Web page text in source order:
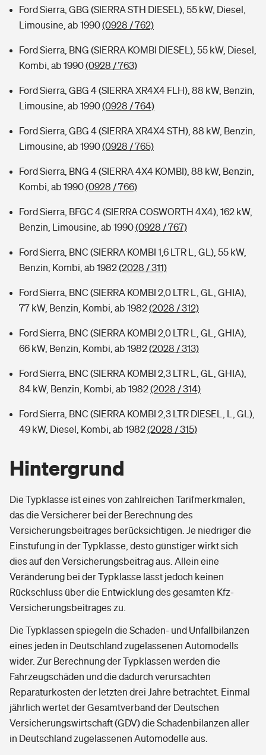
Ford Sierra, GBG (SIERRA STH DIESEL), 55 kW, Diesel,
Limousine, ab 1990(0928 / 762)
Ford Sierra, BNG (SIERRA KOMBI DIESEL), 55 kW, Diesel,
Kombi, ab 1990(0928 / 763)
Ford Sierra, GBG 4 (SIERRA XR4X4 FLH), 88 kW, Benzin,
Limousine, ab 1990(0928 / 764)
Ford Sierra, GBG 4 (SIERRA XR4X4 STH), 88 kW, Benzin,
Limousine, ab 1990(0928 / 765)
Ford Sierra, BNG 4 (SIERRA 4X4 KOMBI), 88 kW, Benzin,
Kombi, ab 1990(0928 / 766)
Ford Sierra, BFGC 4 (SIERRA COSWORTH 4X4), 162 kW,
Benzin, Limousine, ab 1990(0928 / 767)
Ford Sierra, BNC (SIERRA KOMBI 1,6 LTR L, GL), 55 kW,
Benzin, Kombi, ab 1982(2028 / 311)
Ford Sierra, BNC (SIERRA KOMBI 2,0 LTR L, GL, GHIA),
77 kW, Benzin, Kombi, ab 1982(2028 / 312)
Ford Sierra, BNC (SIERRA KOMBI 2,0 LTR L, GL, GHIA),
66 kW, Benzin, Kombi, ab 1982(2028 / 313)
Ford Sierra, BNC (SIERRA KOMBI 2,3 LTR L, GL, GHIA),
84 kW, Benzin, Kombi, ab 1982(2028 / 314)
Ford Sierra, BNC (SIERRA KOMBI 2,3 LTR DIESEL, L, GL),
49 kW, Diesel, Kombi, ab 1982(2028 / 315)
Hintergrund
Die Typklasse ist eines von zahlreichen Tarifmerkmalen,
das die Versicherer bei der Berechnung des
Versicherungsbeitrages berücksichtigen. Je niedriger die
Einstufung in der Typklasse, desto günstiger wirkt sich
dies auf den Versicherungsbeitrag aus. Allein eine
Veränderung bei der Typklasse lässt jedoch keinen
Rückschluss über die Entwicklung des gesamten Kfz-
Versicherungsbeitrages zu.
Die Typklassen spiegeln die Schaden- und Unfallbilanzen
eines jeden in Deutschland zugelassenen Automodells
wider. Zur Berechnung der Typklassen werden die
Fahrzeugschäden und die dadurch verursachten
Reparaturkosten der letzten drei Jahre betrachtet. Einmal
jährlich wertet der Gesamtverband der Deutschen
Versicherungswirtschaft (GDV) die Schadenbilanzen aller
in Deutschland zugelassenen Automodelle aus.